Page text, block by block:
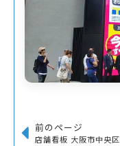
前のページ
店舗看板 大阪市中央区